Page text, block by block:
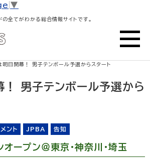
▼
の全てがわかる総合情報サイトです。
日開幕！ 男子テンボール予選からスタート
男子テンボール予選から
ント JPBA 告知
ープン＠東京・神奈川・埼玉